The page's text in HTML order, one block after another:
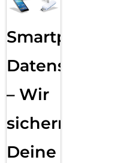
Smartphone
Datensicherung
– Wir
sichern
Deine